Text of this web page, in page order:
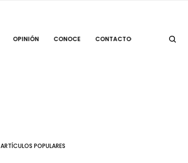
OPINIÓN CONOCE CONTACTO
ARTÍCULOS POPULARES